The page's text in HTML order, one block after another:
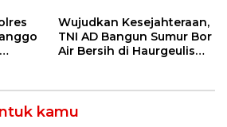
Strategis
Wujudkan Kesejahteraan,
TNI AD Bangun Sumur Bor
Air Bersih di Haurgeulis
kamu